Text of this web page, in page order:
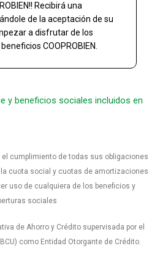
Recibirá una
de la aceptación de su
a disfrutar de los
COOPROBIEN.
y beneficios sociales incluidos en
el cumplimiento de todas sus obligaciones
cuota social y cuotas de amortizaciones
uso de cualquiera de los beneficios y
sociales
de Ahorro y Crédito supervisada por el
como Entidad Otorgante de Crédito.